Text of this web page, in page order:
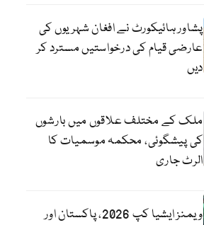
پشاور ہائیکورٹ نے افغان شہریوں کی
عارضی قیام کی درخواستیں مسترد کر
دیں
ملک کے مختلف علاقوں میں بارشوں
کی پیشگوئی، محکمہ موسمیات کا
الرٹ جاری
ویمنز ایشیا کپ 2026، پاکستان اور